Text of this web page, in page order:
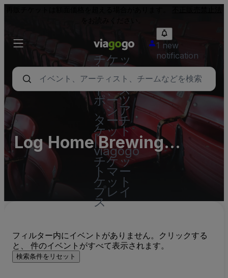
チケッ
ト - コ
ンサー
ト、ス
ポーツ
、シア
ターチ
ケット
|
viagogo
チケッ
トマー
ケット
プレイ
ス
1 new
notification
Log Home Brewing
Company Parking Lots
フィルター内にイベントがありません。クリックする
と、 件のイベントがすべて表示されます。
検索条件をリセット